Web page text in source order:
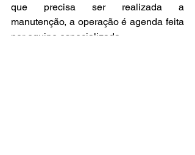
que precisa ser realizada a
manutenção, a operação é agenda feita
por equipe especializada.